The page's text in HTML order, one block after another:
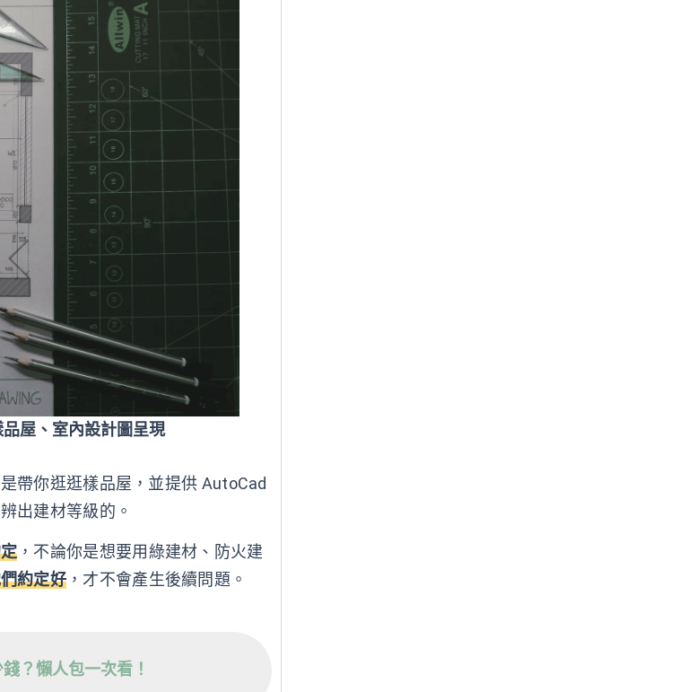
屋、室內設計圖呈現
帶你逛逛樣品屋，並提供 AutoCad
出建材等級的。
，不論你是想要用綠建材、防火建
約定好 ，才不會產生後續問題。
？懶人包一次看！